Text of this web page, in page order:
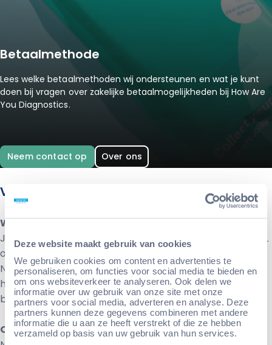
Deze website maakt gebruik van cookies
We gebruiken cookies om content en advertenties te
personaliseren, om functies voor social media te bieden en
om ons websiteverkeer te analyseren. Ook delen we
informatie over uw gebruik van onze site met onze
partners voor social media, adverteren en analyse. Deze
partners kunnen deze gegevens combineren met andere
informatie die u aan ze heeft verstrekt of die ze hebben
verzameld op basis van uw gebruik van hun services.
Betaalmethode
Lees welke betaalmethoden wij ondersteunen en wat je kunt
doen bij vragen over zakelijke betaalmogelijkheden bij How Are
You Diagnostics.
Neem contact op Over ons
Veelgestelde vragen
Welke betaalmethodes worden ondersteund?
Je kunt bij How Are You Diagnostics betalen met iDEAL
of creditcard. iDEAL, binnenkort bekend als Wero, is in
Nederland een veelgebruikte betaalmethode. Tijdens
het afrekenen kies je zelf welke beschikbare
betaalmethode je wilt gebruiken.
Ondersteunen jullie ook betaling op factuur?